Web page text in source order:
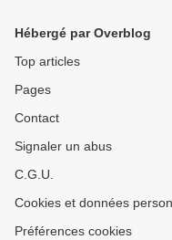
Hébergé par Overblog
Top articles
Pages
Contact
Signaler un abus
C.G.U.
Cookies et données
Préférences cookies